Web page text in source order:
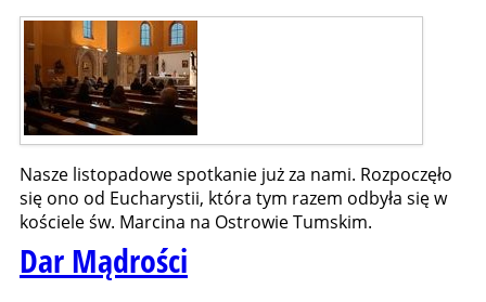
Nasze listopadowe spotkanie już za nami. Rozpoczęło
się ono od Eucharystii, która tym razem odbyła się w
kościele św. Marcina na Ostrowie Tumskim.
Dar Mądrości